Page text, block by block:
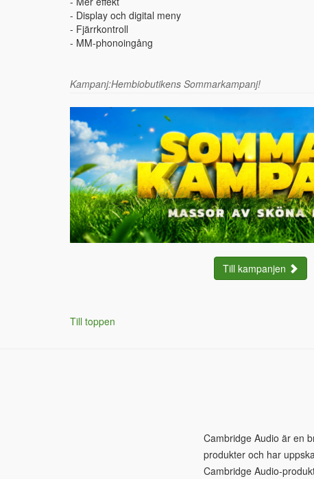
- Display och digital meny
- Fjärrkontroll
- MM-phonoingång
Kampanj:Hembiobutikens Sommarkampanj!
Till kampanjen
Till toppen
Cambridge Audio är en
produkter och har
Cambridge Audio-